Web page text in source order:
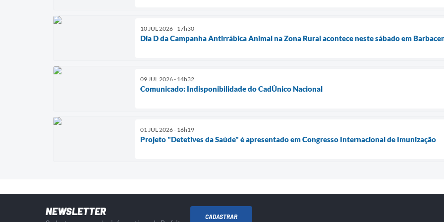
10 JUL 2026 - 17h30
Dia D da Campanha Antirrábica Animal na Zona Rural acontece neste sábado em
09 JUL 2026 - 14h32
Comunicado: Indisponibilidade do CadÚnico Nacional
01 JUL 2026 - 16h19
Projeto "Detetives da Saúde" é apresentado em Congresso Internacional de Imunização
NEWSLETTER CADASTRAR